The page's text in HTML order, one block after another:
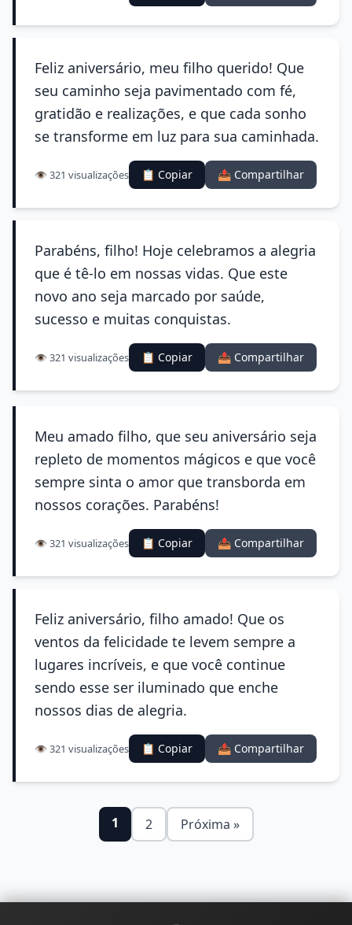
Feliz aniversário, meu filho querido! Que
seu caminho seja pavimentado com fé,
gratidão e realizações, e que cada sonho
se transforme em luz para sua caminhada.
👁️ 321 visualizações 📋 Copiar 📤 Compartilhar
Parabéns, filho! Hoje celebramos a alegria
que é tê-lo em nossas vidas. Que este
novo ano seja marcado por saúde,
sucesso e muitas conquistas.
👁️ 321 visualizações 📋 Copiar 📤 Compartilhar
Meu amado filho, que seu aniversário seja
repleto de momentos mágicos e que você
sempre sinta o amor que transborda em
nossos corações. Parabéns!
👁️ 321 visualizações 📋 Copiar 📤 Compartilhar
Feliz aniversário, filho amado! Que os
ventos da felicidade te levem sempre a
lugares incríveis, e que você continue
sendo esse ser iluminado que enche
nossos dias de alegria.
👁️ 321 visualizações 📋 Copiar 📤 Compartilhar
1 2 Próxima »